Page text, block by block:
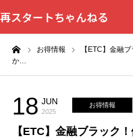
再スタートちゃんねる
お得情報
【ETC】金融
か…
18 JUN
2025
お得情報
【ETC】金融ブラック
HOME